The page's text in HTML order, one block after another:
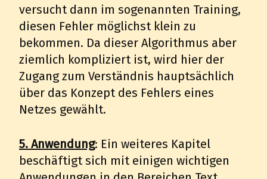
versucht dann im sogenannten Training,
diesen Fehler möglichst klein zu
bekommen. Da dieser Algorithmus aber
ziemlich kompliziert ist, wird hier der
Zugang zum Verständnis hauptsächlich
über das Konzept des Fehlers eines
Netzes gewählt.
5. Anwendung: Ein weiteres Kapitel
beschäftigt sich mit einigen wichtigen